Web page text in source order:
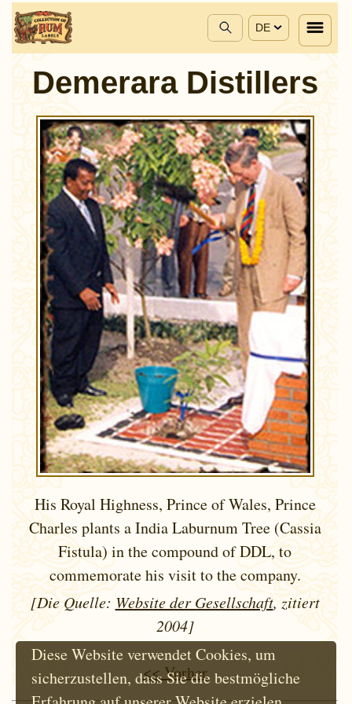
DE
Demerara Distillers
His Royal Highness, Prince of Wales, Prince
Charles plants a India Laburnum Tree (Cassia
Fistula) in the compound of DDL, to
commemorate his visit to the company.
[Die Quelle: Website der Gesellschaft, zitiert
2004]
<< Vorher
Diese Website verwendet Cookies, um
sicherzustellen, dass Sie die bestmögliche